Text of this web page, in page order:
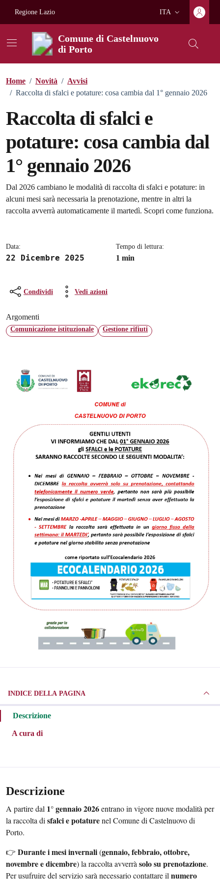
Regione Lazio
Lingua attiva:
ITA
Comune di Castelnuovo
di Porto
Home / Novità / Avvisi
/ Raccolta di sfalci e potature: cosa cambia dal 1° gennaio 2026
Raccolta di sfalci e
potature: cosa cambia dal
1° gennaio 2026
Dettagli della notizia
Dal 2026 cambiano le modalità di raccolta di sfalci e potature: in
alcuni mesi sarà necessaria la prenotazione, mentre in altri la
raccolta avverrà automaticamente il martedì. Scopri come funziona.
Data:
22 Dicembre 2025
Tempo di lettura:
1 min
Condividi Vedi azioni
Argomenti
Comunicazione istituzionale Gestione rifiuti
INDICE DELLA PAGINA
Descrizione
A cura di
Descrizione
A partire dal 1° gennaio 2026entrano in vigore nuove modalità per
la raccolta di sfalci e potaturenel Comune di Castelnuovo di
Porto.
👉 Durante i mesi invernali(gennaio, febbraio, ottobre,
novembre e dicembre) la raccolta avverrà solo su prenotazione.
Per usufruire del servizio sarà necessario contattare il numero